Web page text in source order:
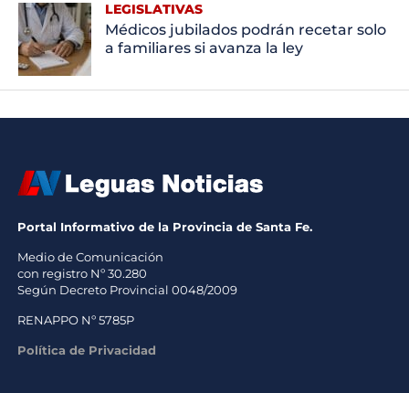
LEGISLATIVAS
Médicos jubilados podrán recetar solo
a familiares si avanza la ley
Portal Informativo de la Provincia de Santa Fe.
Medio de Comunicación
con registro Nº 30.280
Según Decreto Provincial 0048/2009
RENAPPO Nº 5785P
Política de Privacidad